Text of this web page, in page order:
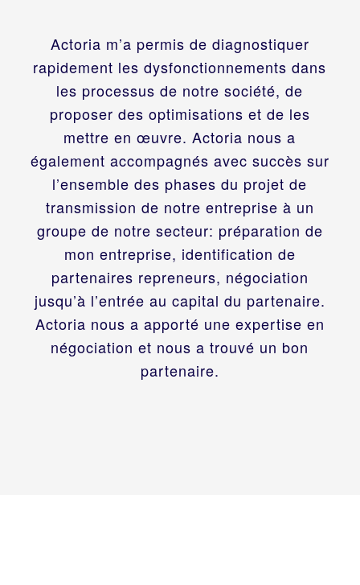
Actoria m’a permis de diagnostiquer
rapidement les dysfonctionnements dans
les processus de notre société, de
proposer des optimisations et de les
mettre en œuvre. Actoria nous a
également accompagnés avec succès sur
l’ensemble des phases du projet de
transmission de notre entreprise à un
groupe de notre secteur: préparation de
mon entreprise, identification de
partenaires repreneurs, négociation
jusqu’à l’entrée au capital du partenaire.
Actoria nous a apporté une expertise en
négociation et nous a trouvé un bon
partenaire.